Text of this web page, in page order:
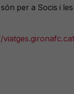
per a Socis i